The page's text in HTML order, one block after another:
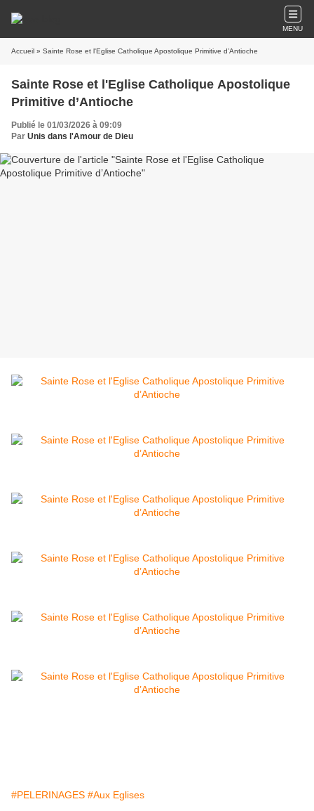
MENU
Accueil » Sainte Rose et l'Eglise Catholique Apostolique Primitive d’Antioche
Sainte Rose et l'Eglise Catholique Apostolique
Primitive d’Antioche
Publié le 01/03/2026 à 09:09
Par Unis dans l'Amour de Dieu
#PELERINAGES #Aux Eglises